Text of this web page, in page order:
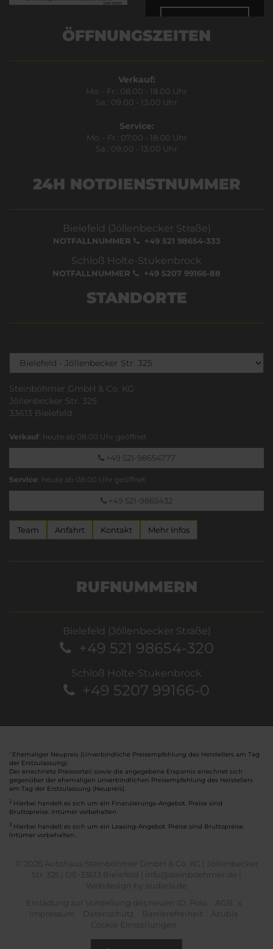
ÖFFNUNGSZEITEN
Verkauf:
Mo. - Fr.: 08.00 - 18.00 Uhr
Sa.: 09.00 - 13.00 Uhr
Service:
Mo. - Fr.: 07.00 - 18.00 Uhr
Sa.: 09.00 - 13.00 Uhr
24H NOTDIENSTNUMMER
Bielefeld (Jöllenbecker Straße)
NOTFALLNUMMER +49 521 98654-333
Schloß Holte-Stukenbrock
NOTFALLNUMMER +49 5207 99166-88
STANDORTE
Steinböhmer GmbH & Co. KG
Jöllenbecker Str. 325
33613 Bielefeld
Verkauf: heute ab 08:00 Uhr geöffnet
+49 521-98654777
Service: heute ab 08:00 Uhr geöffnet
+49 521-9865432
Team Anfahrt Kontakt Mehr Infos
RUFNUMMERN
Bielefeld (Jöllenbecker Straße)
+49 521 98654-320
Schloß Holte-Stukenbrock
+49 5207 99166-0
Ehemaliger Neupreis (Unverbindliche Preisempfehlung des Herstellers am Tag
der Erstzulassung).
Der errechnete Preisvorteil sowie die angegebene Ersparnis errechnet sich
gegenüber der ehemaligen unverbindlichen Preisempfehlung des Herstellers
am Tag der Erstzulassung (Neupreis).
2 Hierbei handelt es sich um ein Finanzierungs-Angebot. Preise sind
Bruttopreise. Irrtümer vorbehalten.
3 Hierbei handelt es sich um ein Leasing-Angebot. Preise sind Bruttopreise.
Irrtümer vorbehalten.
© 2026 Autohaus Steinböhmer GmbH & Co. KG | Jöllenbecker
Str. 325 | DE-33613 Bielefeld | info@steinboehmer.de |
Webdesign by audaris.de
Einladung zur Vorstellung des neuen ID. Polo
AGB´s
Impressum
Datenschutz Barrierefreiheit
Azubis
Cookie Einstellungen